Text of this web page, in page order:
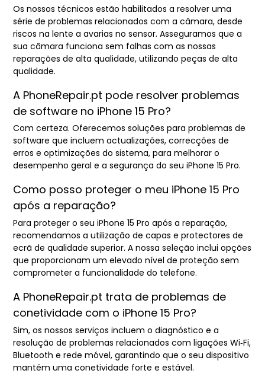
Os nossos técnicos estão habilitados a resolver uma
série de problemas relacionados com a câmara, desde
riscos na lente a avarias no sensor. Asseguramos que a
sua câmara funciona sem falhas com as nossas
reparações de alta qualidade, utilizando peças de alta
qualidade.
A PhoneRepair.pt pode resolver problemas
de software no iPhone 15 Pro?
Com certeza. Oferecemos soluções para problemas de
software que incluem actualizações, correcções de
erros e optimizações do sistema, para melhorar o
desempenho geral e a segurança do seu iPhone 15 Pro.
Como posso proteger o meu iPhone 15 Pro
após a reparação?
Para proteger o seu iPhone 15 Pro após a reparação,
recomendamos a utilização de capas e protectores de
ecrã de qualidade superior. A nossa seleção inclui opções
que proporcionam um elevado nível de proteção sem
comprometer a funcionalidade do telefone.
A PhoneRepair.pt trata de problemas de
conetividade com o iPhone 15 Pro?
Sim, os nossos serviços incluem o diagnóstico e a
resolução de problemas relacionados com ligações Wi‑Fi,
Bluetooth e rede móvel, garantindo que o seu dispositivo
mantém uma conetividade forte e estável.